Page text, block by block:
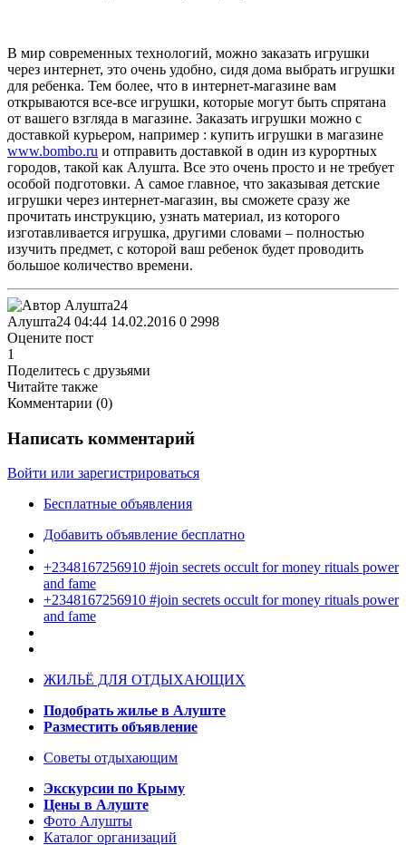
В мир современных технологий, можно заказать игрушки
через интернет, это очень удобно, сидя дома выбрать игрушки
для ребенка. Тем более, что в интернет-магазине вам
открываются все-все игрушки, которые могут быть спрятана
от вашего взгляда в магазине. Заказать игрушки можно с
доставкой курьером, например : купить игрушки в магазине
www.bombo.ru и отправить доставкой в один из курортных
городов, такой как Алушта. Все это очень просто и не требует
особой подготовки. А самое главное, что заказывая детские
игрушки через интернет-магазин, вы сможете сразу же
прочитать инструкцию, узнать материал, из которого
изготавливается игрушка, другими словами – полностью
изучить предмет, с которой ваш ребенок будет проводить
большое количество времени.
Алушта24 04:44 14.02.2016 0 2998
Оцените пост
1
Поделитесь с друзьями
Читайте также
Комментарии (0)
Написать комментарий
Войти или зарегистрироваться
Бесплатные объявления
Добавить объявление бесплатно
+2348167256910 #join secrets occult for money rituals power
and fame
+2348167256910 #join secrets occult for money rituals power
and fame
ЖИЛЬЁ ДЛЯ ОТДЫХАЮЩИХ
Подобрать жилье в Алуште
Разместить объявление
Советы отдыхающим
Экскурсии по Крыму
Цены в Алуште
Фото Алушты
Каталог организаций